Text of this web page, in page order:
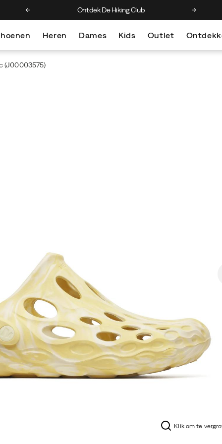
Ontdek De Hiking Club
Heren Dames Kids Outlet
(J00003575)
Klik om te